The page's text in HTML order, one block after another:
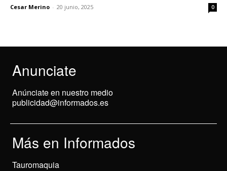
Cesar Merino - 20 junio, 2025 0
Anunciate
Anúnciate en nuestro medio
publicidad@informados.es
Más en Informados
Tauromaquia